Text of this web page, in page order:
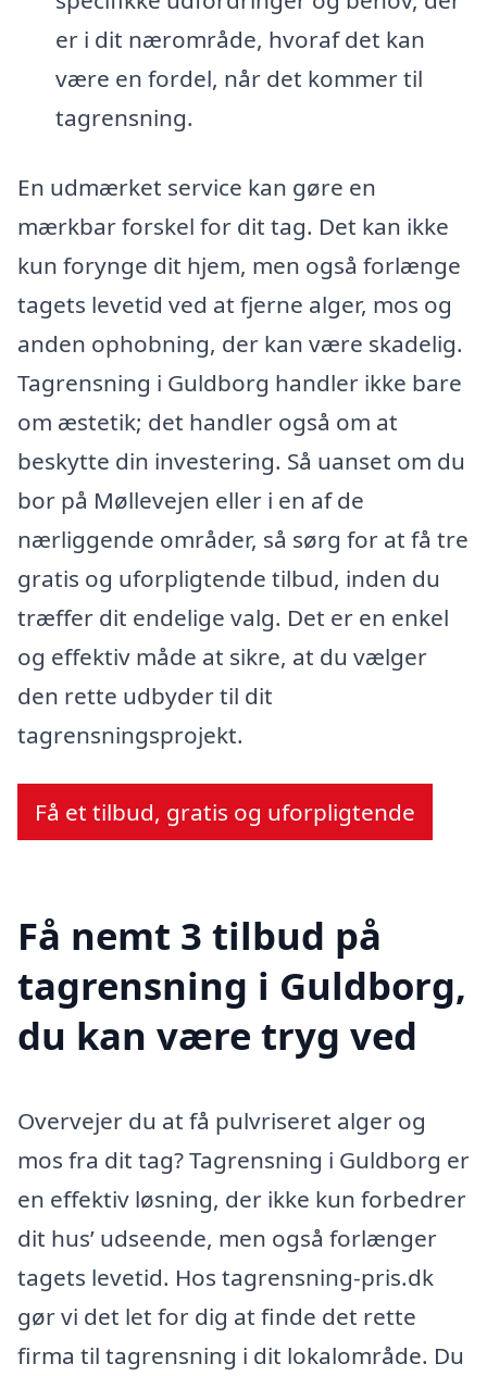
er i dit nærområde, hvoraf det kan
være en fordel, når det kommer til
tagrensning.
En udmærket service kan gøre en
mærkbar forskel for dit tag. Det kan ikke
kun forynge dit hjem, men også forlænge
tagets levetid ved at fjerne alger, mos og
anden ophobning, der kan være skadelig.
Tagrensning i Guldborg handler ikke bare
om æstetik; det handler også om at
beskytte din investering. Så uanset om du
bor på Møllevejen eller i en af de
nærliggende områder, så sørg for at få tre
gratis og uforpligtende tilbud, inden du
træffer dit endelige valg. Det er en enkel
og effektiv måde at sikre, at du vælger
den rette udbyder til dit
tagrensningsprojekt.
Få et tilbud, gratis og uforpligtende
Få nemt 3 tilbud på
tagrensning i Guldborg,
du kan være tryg ved
Overvejer du at få pulvriseret alger og
mos fra dit tag? Tagrensning i Guldborg er
en effektiv løsning, der ikke kun forbedrer
dit hus’ udseende, men også forlænger
tagets levetid. Hos tagrensning-pris.dk
gør vi det let for dig at finde det rette
firma til tagrensning i dit lokalområde. Du